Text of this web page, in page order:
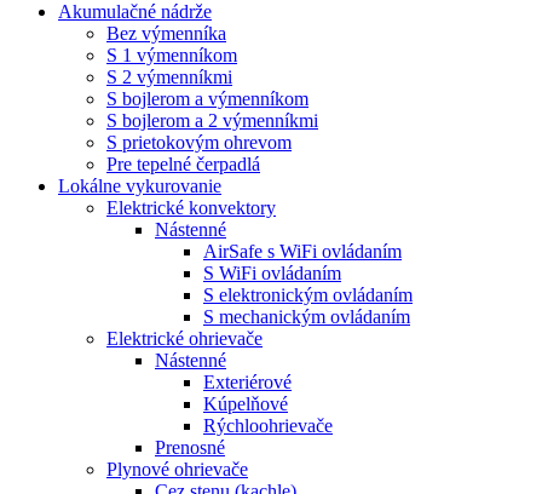
Akumulačné nádrže
Bez výmenníka
S 1 výmenníkom
S 2 výmenníkmi
S bojlerom a výmenníkom
S bojlerom a 2 výmenníkmi
S prietokovým ohrevom
Pre tepelné čerpadlá
Lokálne vykurovanie
Elektrické konvektory
Nástenné
AirSafe s WiFi ovládaním
S WiFi ovládaním
S elektronickým ovládaním
S mechanickým ovládaním
Elektrické ohrievače
Nástenné
Exteriérové
Kúpelňové
Rýchloohrievače
Prenosné
Plynové ohrievače